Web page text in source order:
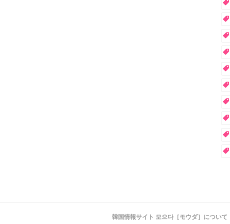
韓国情報サイト 모으다［モウダ］について